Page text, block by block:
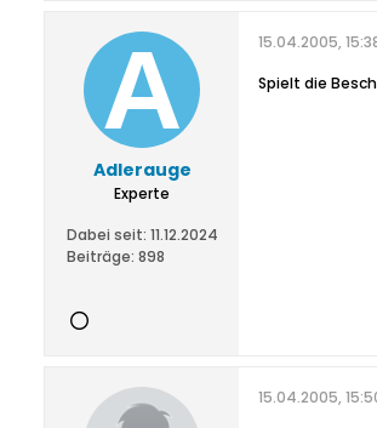
Adlerauge
Experte
Dabei seit: 11.12.2024
Beiträge: 898
15.04.2005,
Spielt die
15.04.2005,